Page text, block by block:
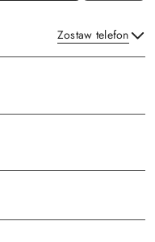
Zostaw telefon